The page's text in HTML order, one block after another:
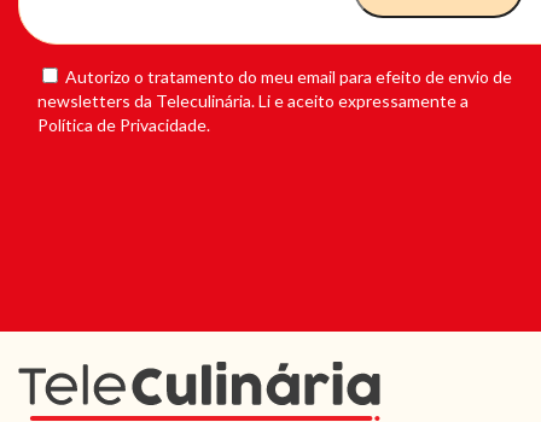
Autorizo o tratamento do meu email para efeito de envio de
newsletters da Teleculinária. Li e aceito expressamente a
Política de Privacidade.